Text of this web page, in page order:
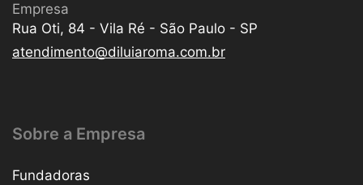
Empresa
Rua Oti, 84 - Vila Ré - São Paulo - SP
atendimento@diluiaroma.com.br
Sobre a Empresa
Fundadoras